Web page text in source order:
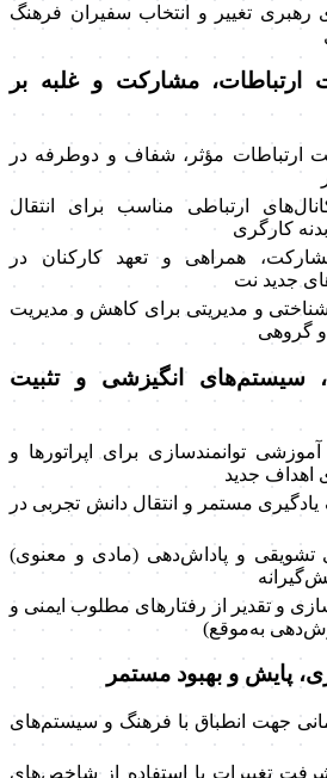
رهبری تغییر و انتخاب سفیران فرهنگ
مشارکت و غلبه بر
ارتباطات مؤثر، شفاف و دوطرفه در
ارتباطی مناسب برای انتقال
کارگری
همراهی و تعهد کارکنان در
جدید نت
و مدیریتی برای کاهش و مدیریت
گروهی
انگیزشی و تثبیت
توانمندسازی برای اپراتورها و
اهداف جدید
یادگیری مستمر و انتقال دانش تجربی در
و پاداش‌دهی (مادی و معنوی)
و تقدیر از رفتارهای مطلوب ایمنی و
به‌موقع)
پایش و بهبود مستمر
جهت انطباق با فرهنگ و سیستم‌های
تغییرات با استفاده از شاخص‌های